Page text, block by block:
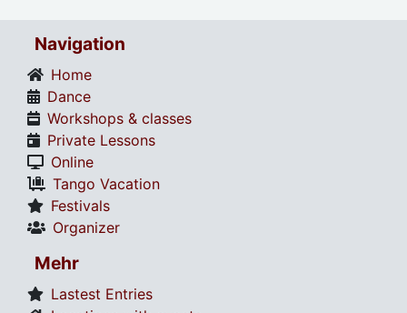
Navigation
Home
Dance
Workshops & classes
Private Lessons
Online
Tango Vacation
Festivals
Organizer
Mehr
Lastest Entries